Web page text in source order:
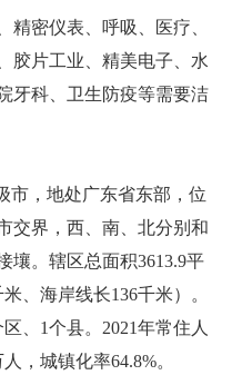
精密仪表、呼吸、医疗、
胶片工业、精美电子、水
牙科、卫生防疫等需要洁
市，地处广东省东部，位
交界，西、南、北分别和
壤。辖区总面积3613.9平
、海岸线长136千米）。
、1个县。2021年常住人
，城镇化率64.8%。